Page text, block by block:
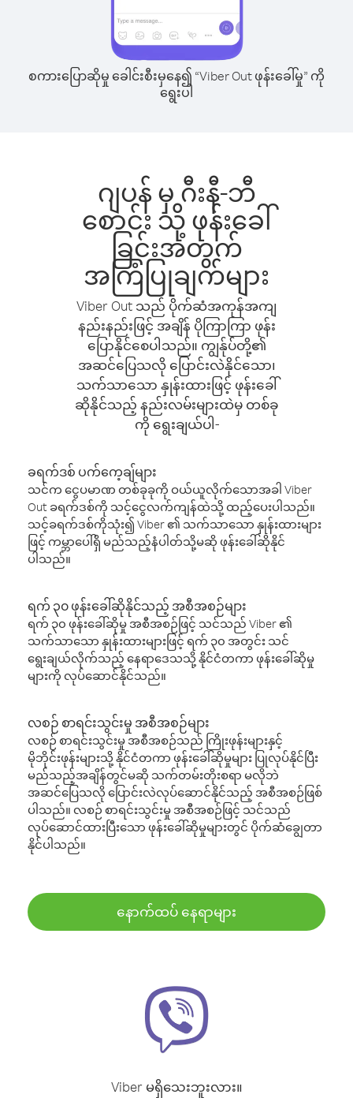
စကားပြောဆိုမှု ခေါင်းစီးမှနေ၍ “Viber Out ဖုန်းခေါ်မှု” ကို
ရွေးပါ
ဂျပန် မှ ဂီးနီ-ဘီ
စောင်း သို့ ဖုန်းခေါ်
ခြင်းအတွက်
အကြံပြုချက်များ
Viber Out သည် ပိုက်ဆံအကုန်အကျ
နည်းနည်းဖြင့် အချိန် ပိုကြာကြာ ဖုန်း
ပြောနိုင်စေပါသည်။ ကျွန်ုပ်တို့၏
အဆင်ပြေသလို ပြောင်းလဲနိုင်သော၊
သက်သာသော နှုန်းထားဖြင့် ဖုန်းခေါ်
ဆိုနိုင်သည့် နည်းလမ်းများထဲမှ တစ်ခု
ကို ရွေးချယ်ပါ-
ခရက်ဒစ် ပက်ကေ့ချ်များ
သင်က ငွေပမာဏ တစ်ခုခုကို ဝယ်ယူလိုက်သောအခါ Viber
Out ခရက်ဒစ်ကို သင့်ငွေလက်ကျန်ထဲသို့ ထည့်ပေးပါသည်။
သင့်ခရက်ဒစ်ကိုသုံး၍ Viber ၏ သက်သာသော နှုန်းထားများ
ဖြင့် ကမ္ဘာပေါ်ရှိ မည်သည့်နံပါတ်သို့မဆို ဖုန်းခေါ်ဆိုနိုင်
ပါသည်။
ရက် ၃၀ ဖုန်းခေါ်ဆိုနိုင်သည့် အစီအစဉ်များ
ရက် ၃၀ ဖုန်းခေါ်ဆိုမှု အစီအစဉ်ဖြင့် သင်သည် Viber ၏
သက်သာသော နှုန်းထားများဖြင့် ရက် ၃၀ အတွင်း သင်
ရွေးချယ်လိုက်သည့် နေရာဒေသသို့ နိုင်ငံတကာ ဖုန်းခေါ်ဆိုမှု
များကို လုပ်ဆောင်နိုင်သည်။
လစဉ် စာရင်းသွင်းမှု အစီအစဉ်များ
လစဉ် စာရင်းသွင်းမှု အစီအစဉ်သည် ကြိုးဖုန်းများနှင့်
မိုဘိုင်းဖုန်းများသို့ နိုင်ငံတကာ ဖုန်းခေါ်ဆိုမှုများ ပြုလုပ်နိုင်ပြီး
မည်သည့်အချိန်တွင်မဆို သက်တမ်းတိုးစရာ မလိုဘဲ
အဆင်ပြေသလို ပြောင်းလဲလုပ်ဆောင်နိုင်သည့် အစီအစဉ်ဖြစ်
ပါသည်။ လစဉ် စာရင်းသွင်းမှု အစီအစဉ်ဖြင့် သင်သည်
လုပ်ဆောင်ထားပြီးသော ဖုန်းခေါ်ဆိုမှုများတွင် ပိုက်ဆံချွေတာ
နိုင်ပါသည်။
နောက်ထပ် နေရာများ
Viber မရှိသေးဘူးလား။